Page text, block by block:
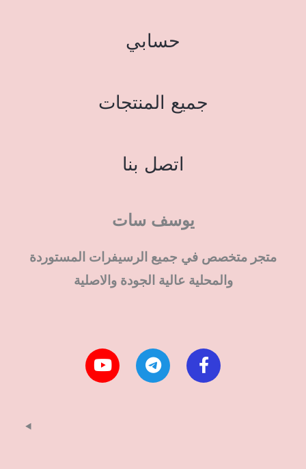
حسابي
جميع المنتجات
اتصل بنا
يوسف سات
متجر متخصص في جميع الرسيفرات المستوردة
والمحلية عالية الجودة والاصلية